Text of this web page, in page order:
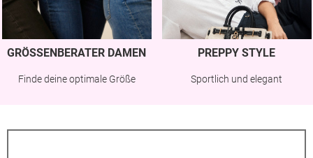
GRÖSSENBERATER DAMEN
Finde deine optimale Größe
PREPPY STYLE
Sportlich und elegant